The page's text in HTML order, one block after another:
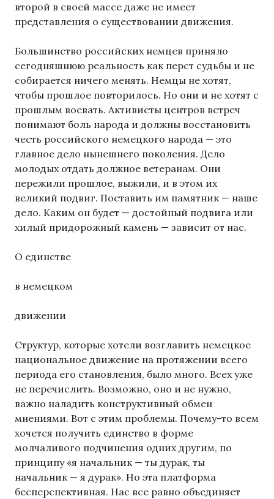
второй в своей массе даже не имеет
представления о существовании движения.
Большинство российских немцев приняло
сегодняшнюю реальность как перст судьбы и не
собирается ничего менять. Немцы не хотят,
чтобы прошлое повторилось. Но они и не хотят с
прошлым воевать. Активисты центров встреч
понимают боль народа и должны восстановить
честь российского немецкого народа — это
главное дело нынешнего поколения. Дело
молодых отдать должное ветеранам. Они
пережили прошлое, выжили, и в этом их
великий подвиг. Поставить им памятник — наше
дело. Каким он будет — достойный подвига или
хилый придорожный камень — зависит от нас.
О единстве
в немецком
движении
Структур, которые хотели возглавить немецкое
национальное движение на протяжении всего
периода его становления, было много. Всех уже
не перечислить. Возможно, оно и не нужно,
важно наладить конструктивный обмен
мнениями. Вот с этим проблемы. Почему-то всем
хочется получить единство в форме
молчаливого подчинения одних другим, по
принципу «я начальник — ты дурак, ты
начальник — я дурак». Но эта платформа
бесперспективная. Нас все равно объединяет